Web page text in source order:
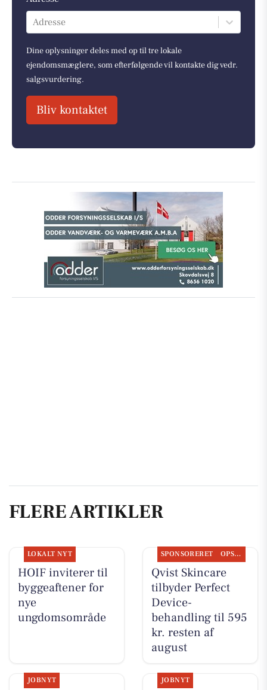
Adresse
Dine oplysninger deles med op til tre lokale
ejendomsmæglere, som efterfølgende vil kontakte dig vedr.
salgsvurdering.
Bliv kontaktet
FLERE ARTIKLER
LOKALT NYT
HOIF inviterer til
byggeaftener for
nye
ungdomsområde
SPONSORERET OPSLAGSTAVLEN
Qvist Skincare
tilbyder Perfect
Device-
behandling til 595
kr. resten af
august
JOBNYT JOBNYT